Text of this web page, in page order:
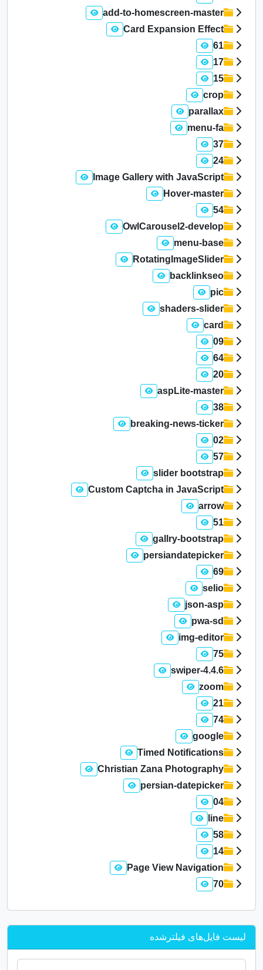
add-to-homescreen-master
Card Expansion Effect
61
17
15
crop
parallax
menu-fa
37
24
Image Gallery with JavaScript
Hover-master
54
OwlCarousel2-develop
menu-base
RotatingImageSlider
backlinkseo
pic
shaders-slider
card
09
64
20
aspLite-master
38
breaking-news-ticker
02
57
slider bootstrap
Custom Captcha in JavaScript
arrow
51
gallry-bootstrap
persiandatepicker
69
selio
json-asp
pwa-sd
img-editor
75
swiper-4.4.6
zoom
21
74
google
Timed Notifications
Christian Zana Photography
persian-datepicker
04
line
58
14
Page View Navigation
70
لیست فایل‌های فیلترشده